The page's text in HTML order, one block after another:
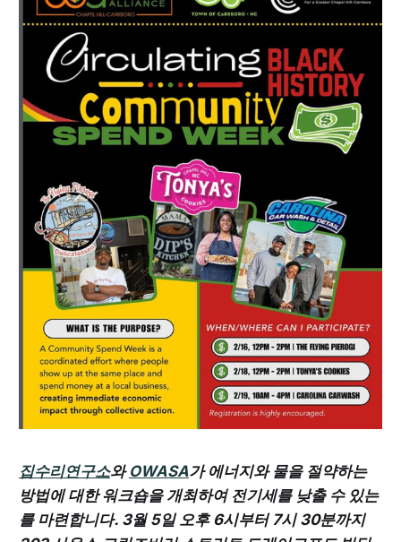
집수리연구소와 OWASA가 에너지와 물을 절약하는
방법에 대한 워크숍을 개최하여 전기세를 낮출 수 있는
를 마련합니다. 3월 5일 오후 6시부터 7시 30분까지